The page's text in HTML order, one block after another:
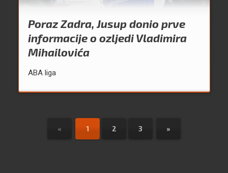
Poraz Zadra, Jusup donio prve
informacije o ozljedi Vladimira
Mihailovića
ABA liga
« 1 2 3 »